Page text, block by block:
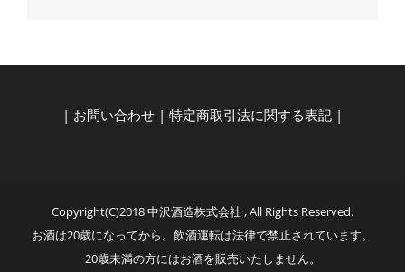
| お問い合わせ | 特定商取引法に関する表記 |
Copyright(C)2018 中沢酒造株式会社 , All Rights Reserved.
お酒は20歳になってから。飲酒運転は法律で禁止されています。
20歳未満の方にはお酒を販売いたしません。